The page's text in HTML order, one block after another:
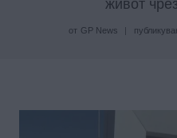
живот
от GP News